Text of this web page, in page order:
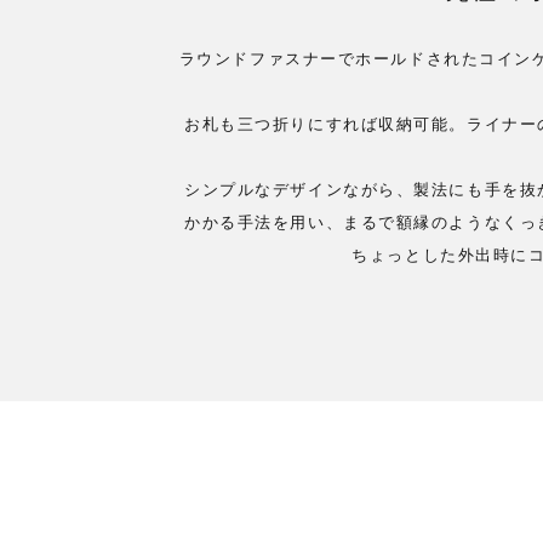
ラウンドファスナーでホールドされたコイ
お札も三つ折りにすれば収納可能。ライナ
シンプルなデザインながら、製法にも手を
かかる手法を用い、まるで額縁のようなく
ちょっとした外出時に